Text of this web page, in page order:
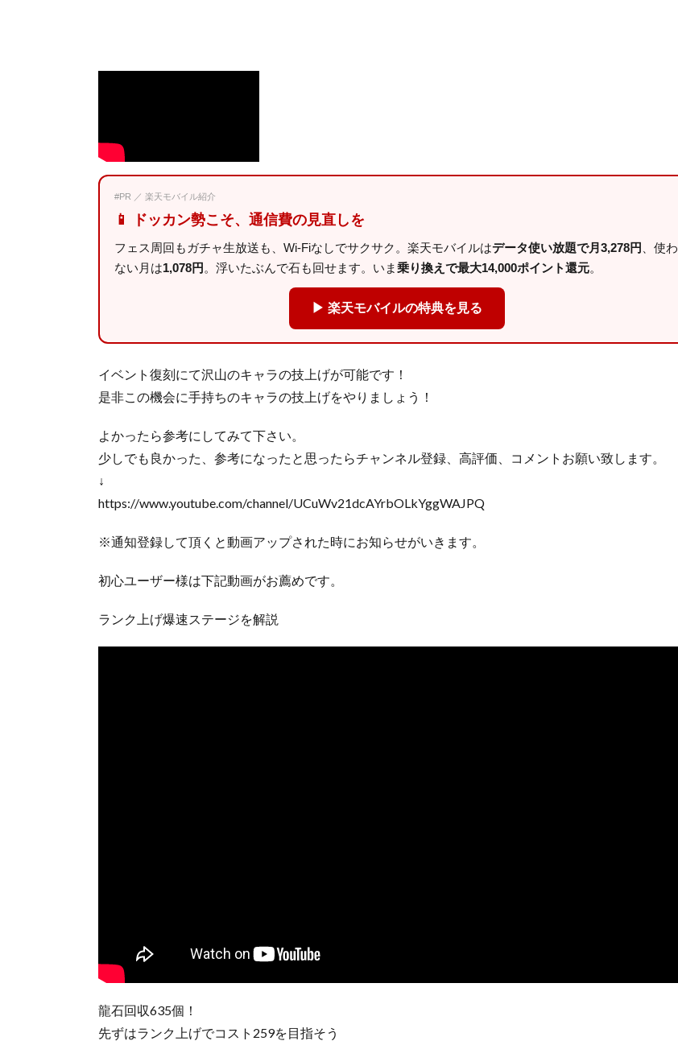
#PR ／ 楽天モバイル紹介
📱 ドッカン勢こそ、通信費の見直しを
フェス周回もガチャ生放送も、Wi-Fiなしでサクサク。楽天モバイルはデータ使い放題で月3,278円
、使わ
ない月は1,078円 。浮いたぶんで石も回せます。いま乗り換えで最大14,000ポイント還元。
▶ 楽天モバイルの特典を見る
イベント復刻にて沢山のキャラの技上げが可能です！
是非この機会に手持ちのキャラの技上げをやりましょう！
よかったら参考にしてみて下さい。
少しでも良かった、参考になったと思ったらチャンネル登録、高評価、コメントお願い致します。
↓
https://www.youtube.com/channel/UCuWv21dcAYrbOLkYggWAJPQ
※通知登録して頂くと動画アップされた時にお知らせがいきます。
初心ユーザー様は下記動画がお薦めです。
ランク上げ爆速ステージを解説
︎龍石回収635個！
先ずはランク上げでコスト259を目指そう